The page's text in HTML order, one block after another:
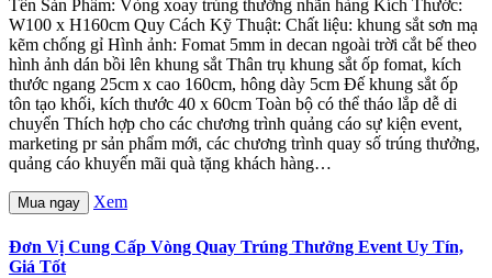
Tên Sản Phẩm: Vòng xoay trúng thưởng nhãn hàng Kích Thước:
W100 x H160cm Quy Cách Kỹ Thuật: Chất liệu: khung sắt sơn mạ
kẽm chống gỉ Hình ảnh: Fomat 5mm in decan ngoài trời cắt bế theo
hình ảnh dán bồi lên khung sắt Thân trụ khung sắt ốp fomat, kích
thước ngang 25cm x cao 160cm, hông dày 5cm Đế khung sắt ốp
tôn tạo khối, kích thước 40 x 60cm Toàn bộ có thể tháo lắp dễ di
chuyển Thích hợp cho các chương trình quảng cáo sự kiện event,
marketing pr sản phẩm mới, các chương trình quay số trúng thưởng,
quảng cáo khuyến mãi quà tặng khách hàng…
Mua ngay Xem
Đơn Vị Cung Cấp Vòng Quay Trúng Thưởng Event Uy Tín,
Giá Tốt